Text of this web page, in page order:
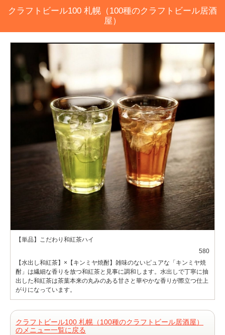
クラフトビール100 札幌（100種のクラフトビール居酒
屋）
【単品】こだわり和紅茶ハイ
580
【水出し和紅茶】×【キンミヤ焼酎】雑味のないピュアな「キンミヤ焼
酎」は繊細な香りを放つ和紅茶と見事に調和します。水出しで丁寧に抽
出した和紅茶は茶葉本来の丸みのある甘さと華やかな香りが際立つ仕上
がりになっています。
クラフトビール100 札幌（100種のクラフトビール居酒屋）
のメニュー一覧に戻る